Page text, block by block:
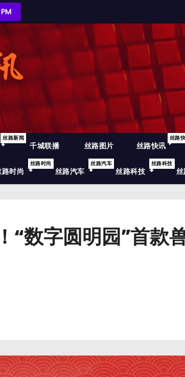
丝路新闻
千城联播 丝路图片 丝路快讯
丝路
路时尚
丝路时尚
丝路汽车
丝路汽车
丝路科技
丝路科技
“数字圆明园”首款